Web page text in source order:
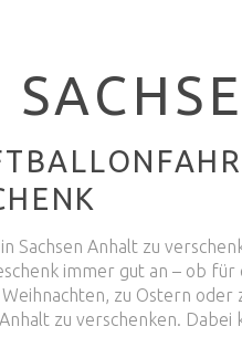
Sachsen Anhalt zu
immer gut an – ob
zu Ostern
zu verschenken. Dabei